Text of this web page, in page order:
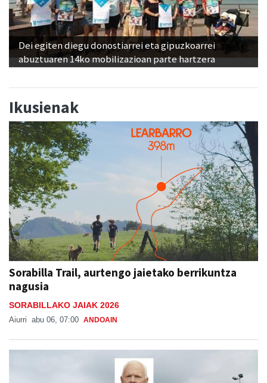
Dei egiten diegu donostiarrei eta gipuzkoarrei
abuztuaren 14ko mobilizazioan parte hartzera
Ikusienak
Sorabilla Trail, aurtengo jaietako berrikuntza
nagusia
SORABILLAKO JAIAK 2026
Aiurri abu 06, 07:00 ANDOAIN